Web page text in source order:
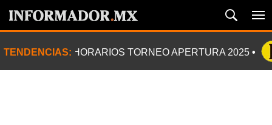
TENDENCIAS: HORARIOS TORNEO APERTURA 2025